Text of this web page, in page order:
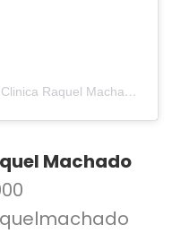
Uma publicação compartilhada por Clinica Raquel Machado (@clinicaraquelmachado)
Machado